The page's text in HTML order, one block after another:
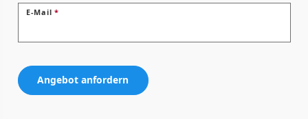
E-Mail *
Angebot anfordern